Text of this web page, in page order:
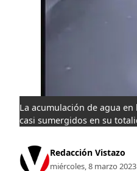
La acumulación de agua
casi sumergidos en su
Redacción Vistazo
miércoles, 8 marzo